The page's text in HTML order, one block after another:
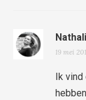
19 mei
Ik